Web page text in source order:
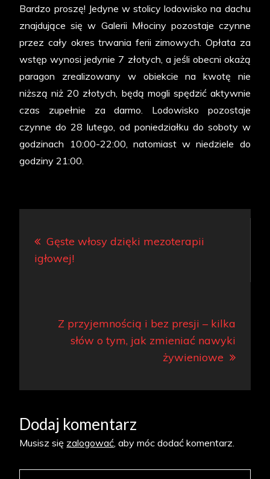
Bardzo proszę! Jedyne w stolicy lodowisko na dachu
znajdujące się w Galerii Młociny pozostaje czynne
przez cały okres trwania ferii zimowych. Opłata za
wstęp wynosi jedynie 7 złotych, a jeśli obecni okażą
paragon zrealizowany w obiekcie na kwotę nie
niższą niż 20 złotych, będą mogli spędzić aktywnie
czas zupełnie za darmo. Lodowisko pozostaje
czynne do 28 lutego, od poniedziałku do soboty w
godzinach 10:00-22:00, natomiast w niedziele do
godziny 21:00.
wpisu
Gęste włosy dzięki mezoterapii
igłowej!
Z przyjemnością i bez presji – kilka
słów o tym, jak zmieniać nawyki
żywieniowe
Dodaj komentarz
Musisz się zalogować, aby móc dodać komentarz.